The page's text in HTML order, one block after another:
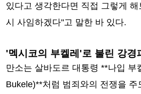
있다고 생각한다면 직접 그렇게
시 사임하겠다"고 말한 바 있다.
'멕시코의 부켈레'로 불린 강경
만소는 살바도르 대통령 **나입 부
Bukele)**처럼 범죄와의 전쟁을 주